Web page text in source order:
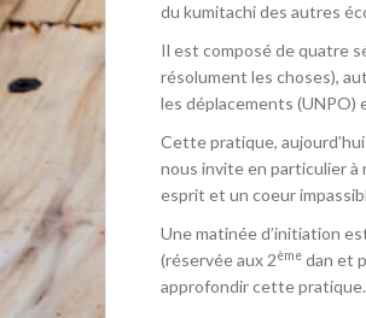
du kumitachi des autres
Il est composé de quatre
résolument les choses),
les déplacements
Cette pratique,
nous invite en particulier à
esprit et un coeur
Une matinée d’initiation
(réservée aux 2ème dan et
approfondir cette pratique.